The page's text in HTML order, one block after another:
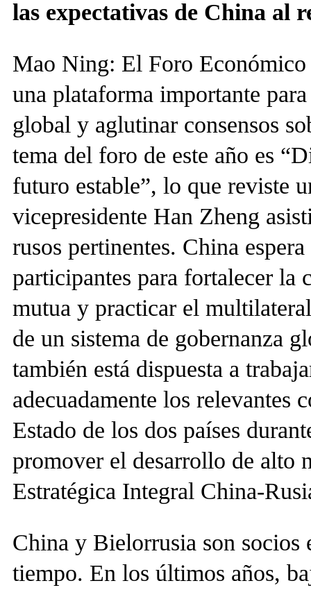
las expectativas de China al
Mao Ning: El Foro Económico
una plataforma importante
global y aglutinar consensos
tema del foro de este año es
futuro estable”, lo que reviste
vicepresidente Han Zheng
rusos pertinentes. China
participantes para fortalecer la
mutua y practicar el
de un sistema de gobernanza
también está dispuesta a
adecuadamente los relevantes
Estado de los dos países
promover el desarrollo de alto
Estratégica Integral China-
China y Bielorrusia son socios
tiempo. En los últimos años,